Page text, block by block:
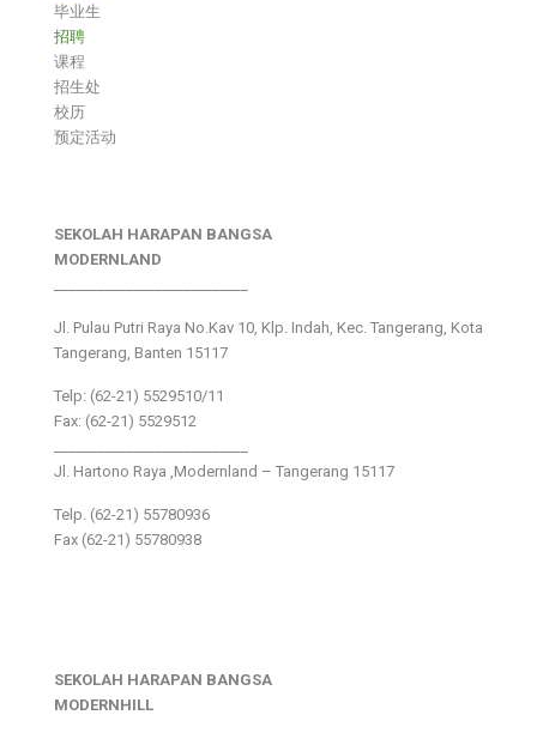
毕业生
招聘
课程
招生处
校历
预定活动
SEKOLAH HARAPAN BANGSA
MODERNLAND
Jl. Pulau Putri Raya No.Kav 10, Klp. Indah, Kec. Tangerang, Kota
Tangerang, Banten 15117
Telp: (62-21) 5529510/11
Fax: (62-21) 5529512
Jl. Hartono Raya ,Modernland – Tangerang 15117
Telp. (62-21) 55780936
Fax (62-21) 55780938
SEKOLAH HARAPAN BANGSA
MODERNHILL